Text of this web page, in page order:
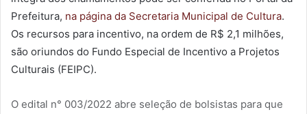
Prefeitura, na página da Secretaria Municipal de Cultura.
Os recursos para incentivo, na ordem de R$ 2,1 milhões,
são oriundos do Fundo Especial de Incentivo a Projetos
Culturais (FEIPC).
O edital n° 003/2022 abre seleção de bolsistas para que